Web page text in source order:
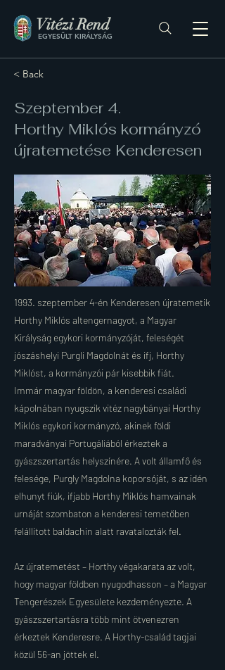
Vitézi Rend
EGYESÜLT KIRÁLYSÁG
< Back
Szeptember 4.
Horthy Miklós kormányzó
újratemetése Kenderesen
1993. szeptember 4-én Kenderesen újratemetik
Horthy Miklós altengernagyot, a Magyar
Királyság egykori kormányzóját, feleségét
jószáshelyi Purgli Magdolnát és ifj, Horthy
Miklóst, a kormányzói pár kisebbik fiát.
Immár magyar földön, a kenderesi családi
kápolnában nyugszik vitéz nagybányai Horthy
Miklós egykori kormányzó, akinek földi
maradványai Portugáliából érkeztek a
gyászszertartás helyszínére. A volt államfő és
felesége, Purgly Magdolna koporsóját, s az idén
elhunyt fiúk, ifjabb Horthy Miklós hamvainak
urnáját szombaton a kenderesi temetőben
felállított baldachin alatt ravatalozták fel.
Az újratemetést – Horthy végakarata az volt,
hogy magyar földben nyugodhasson – a Magyar
Tengerészek Egyesülete kezdeményezte. A
gyászszertartásra több mint ötvenezren
érkeztek Kenderesre. A Horthy-család tagjai
közül 56-an jöttek el.